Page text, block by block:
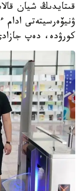
قىتايدىڭ شيان
ۋنيۆەرسيتەتى ادام
كورۋدە، دەپ